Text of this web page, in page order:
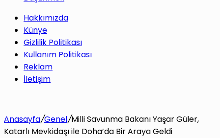
Hakkımızda
Künye
Gizlilik Politikası
Kullanım Politikası
Reklam
İletişim
Anasayfa/Genel/Milli Savunma Bakanı Yaşar Güler,
Katarlı Mevkidaşı ile Doha’da Bir Araya Geldi